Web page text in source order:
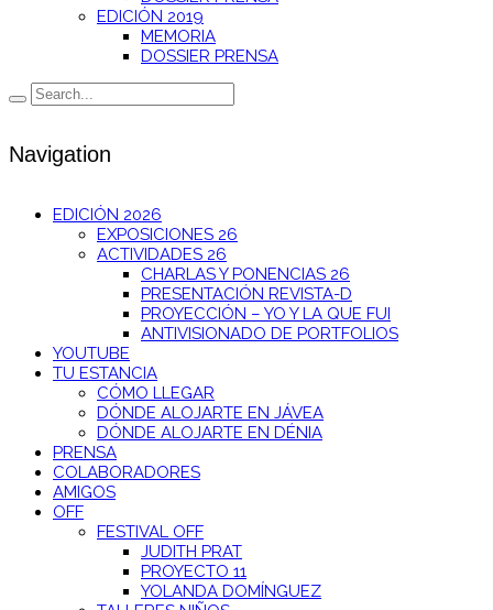
EDICIÓN 2019
MEMORIA
DOSSIER PRENSA
Navigation
EDICIÓN 2026
EXPOSICIONES 26
ACTIVIDADES 26
CHARLAS Y PONENCIAS 26
PRESENTACIÓN REVISTA-D
PROYECCIÓN – YO Y LA QUE FUI
ANTIVISIONADO DE PORTFOLIOS
YOUTUBE
TU ESTANCIA
CÓMO LLEGAR
DÓNDE ALOJARTE EN JÁVEA
DÓNDE ALOJARTE EN DÉNIA
PRENSA
COLABORADORES
AMIGOS
OFF
FESTIVAL OFF
JUDITH PRAT
PROYECTO 11
YOLANDA DOMÍNGUEZ